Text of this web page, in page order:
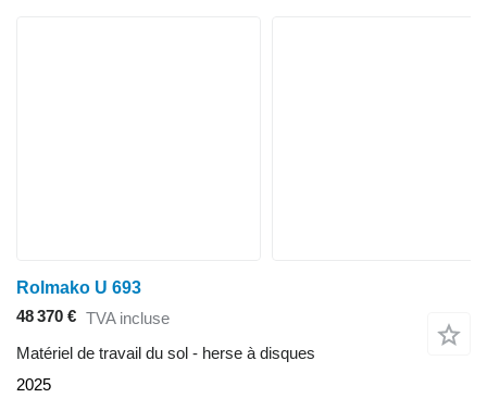
Rolmako U 693
48 370 € TVA incluse
Matériel de travail du sol - herse à disques
2025